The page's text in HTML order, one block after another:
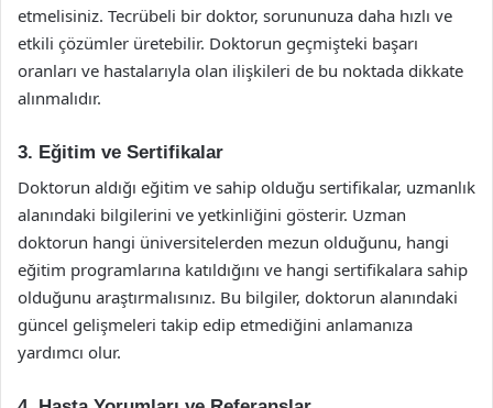
etmelisiniz. Tecrübeli bir doktor, sorununuza daha hızlı ve
etkili çözümler üretebilir. Doktorun geçmişteki başarı
oranları ve hastalarıyla olan ilişkileri de bu noktada dikkate
alınmalıdır.
3. Eğitim ve Sertifikalar
Doktorun aldığı eğitim ve sahip olduğu sertifikalar, uzmanlık
alanındaki bilgilerini ve yetkinliğini gösterir. Uzman
doktorun hangi üniversitelerden mezun olduğunu, hangi
eğitim programlarına katıldığını ve hangi sertifikalara sahip
olduğunu araştırmalısınız. Bu bilgiler, doktorun alanındaki
güncel gelişmeleri takip edip etmediğini anlamanıza
yardımcı olur.